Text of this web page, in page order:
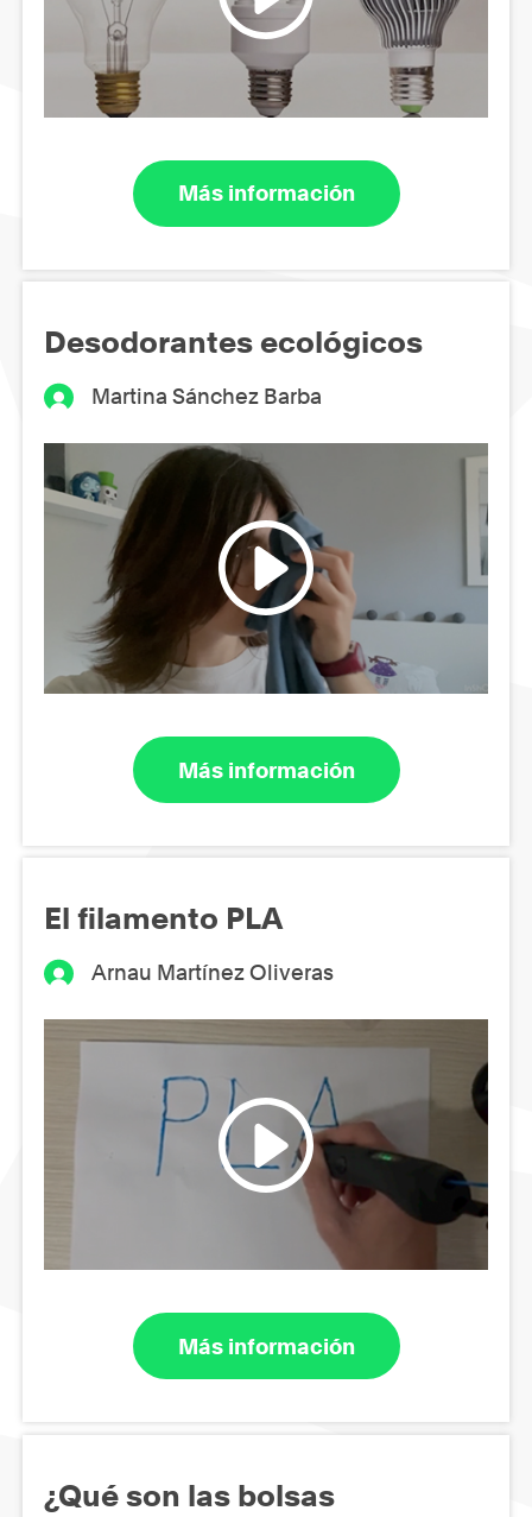
Más información
Desodorantes ecológicos
Martina Sánchez Barba
Más información
El filamento PLA
Arnau Martínez Oliveras
Más información
¿Qué son las bolsas